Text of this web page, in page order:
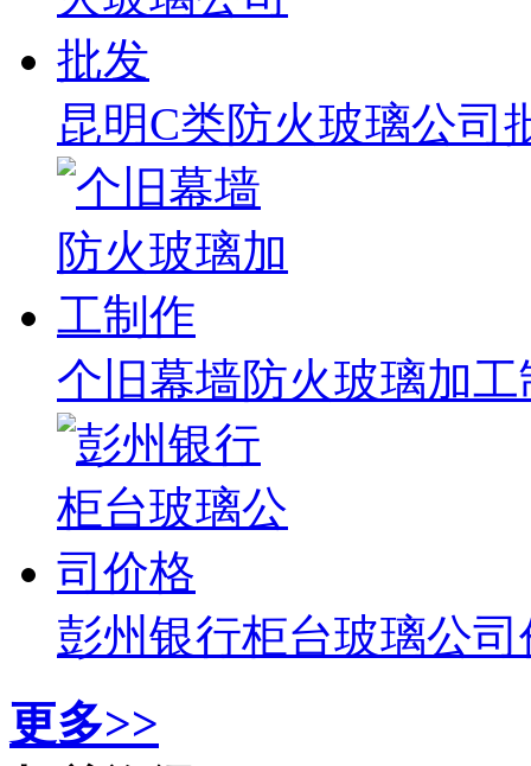
昆明C类防火玻璃公司
个旧幕墙防火玻璃加工
彭州银行柜台玻璃公司
更多>>